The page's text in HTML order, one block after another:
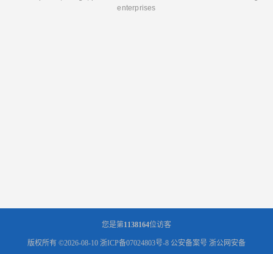
enterprises
您是第1138164位访客
版权所有 ©2026-08-10 浙ICP备07024803号-8 公安备案号 浙公网安备